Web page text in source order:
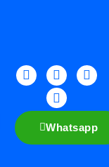
Whatsapp